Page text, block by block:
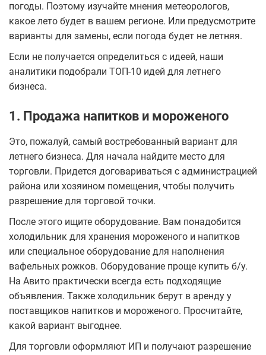
погоды. Поэтому изучайте мнения метеорологов,
какое лето будет в вашем регионе. Или предусмотрите
варианты для замены, если погода будет не летняя.
Если не получается определиться с идеей, наши
аналитики подобрали ТОП-10 идей для летнего
бизнеса.
1. Продажа напитков и мороженого
Это, пожалуй, самый востребованный вариант для
летнего бизнеса. Для начала найдите место для
торговли. Придется договариваться с администрацией
района или хозяином помещения, чтобы получить
разрешение для торговой точки.
После этого ищите оборудование. Вам понадобится
холодильник для хранения мороженого и напитков
или специальное оборудование для наполнения
вафельных рожков. Оборудование проще купить б/у.
На Авито практически всегда есть подходящие
объявления. Также холодильник берут в аренду у
поставщиков напитков и мороженого. Просчитайте,
какой вариант выгоднее.
Для торговли оформляют ИП и получают разрешение